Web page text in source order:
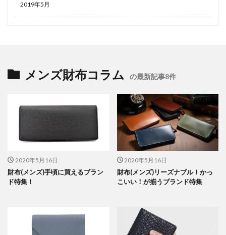
2019年5月
メンズ財布コラム の最新記事8件
2020年5月16日
財布(メンズ)手頃に買えるブラン
ド特集！
2020年5月16日
財布(メンズ)リーズナブル！かっ
こいい！が揃うブランド特集